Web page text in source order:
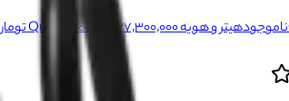
ناموجودهیتر و هویه Quick 8686 Pro۳۷٬۳۰۰٬۰۰۰ تومان